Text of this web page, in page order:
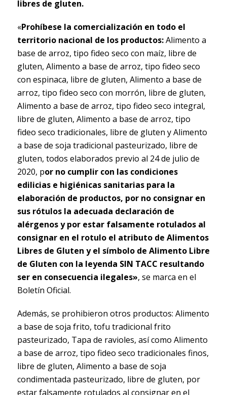
libres de gluten.
«Prohíbese la comercialización en todo el
territorio nacional de los productos:Alimento a
base de arroz, tipo fideo seco con maíz, libre de
gluten, Alimento a base de arroz, tipo fideo seco
con espinaca, libre de gluten, Alimento a base de
arroz, tipo fideo seco con morrón, libre de gluten,
Alimento a base de arroz, tipo fideo seco integral,
libre de gluten, Alimento a base de arroz, tipo
fideo seco tradicionales, libre de gluten y Alimento
a base de soja tradicional pasteurizado, libre de
gluten, todos elaborados previo al 24 de julio de
2020, por no cumplir con las condiciones
edilicias e higiénicas sanitarias para la
elaboración de productos, por no consignar en
sus rótulos la adecuada declaración de
alérgenos y por estar falsamente rotulados al
consignar en el rotulo el atributo de Alimentos
Libres de Gluten y el símbolo de Alimento Libre
de Gluten con la leyenda SIN TACC resultando
ser en consecuencia ilegales», se marca en el
Boletín Oficial.
Además, se prohibieron otros productos: Alimento
a base de soja frito, tofu tradicional frito
pasteurizado, Tapa de ravioles, así como Alimento
a base de arroz, tipo fideo seco tradicionales finos,
libre de gluten, Alimento a base de soja
condimentada pasteurizado, libre de gluten, por
estar falsamente rotulados al consignar en el